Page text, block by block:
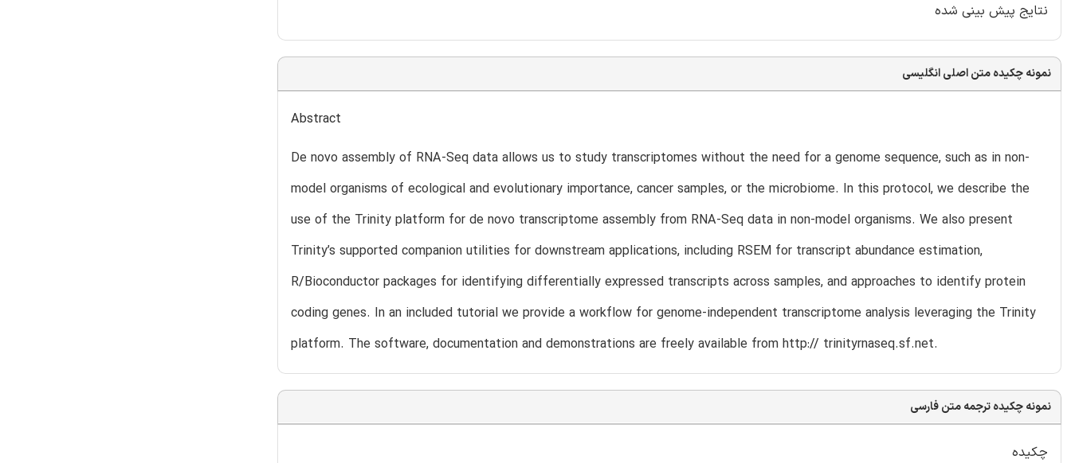
نتایج پیش بینی شده
نمونه چکیده متن اصلی انگلیسی
Abstract
De novo assembly of RNA-Seq data allows us to study transcriptomes without the need for a genome sequence, such as in non-
model organisms of ecological and evolutionary importance, cancer samples, or the microbiome. In this protocol, we describe the
use of the Trinity platform for de novo transcriptome assembly from RNA-Seq data in non-model organisms. We also present
Trinity’s supported companion utilities for downstream applications, including RSEM for transcript abundance estimation,
R/Bioconductor packages for identifying differentially expressed transcripts across samples, and approaches to identify protein
coding genes. In an included tutorial we provide a workflow for genome-independent transcriptome analysis leveraging the Trinity
platform. The software, documentation and demonstrations are freely available from http:// trinityrnaseq.sf.net.
نمونه چکیده ترجمه متن فارسی
چکیده